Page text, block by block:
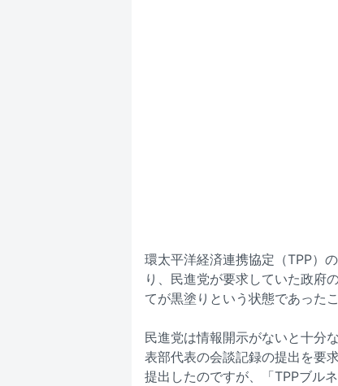
環太平洋経済連携協定（TPP）
り、民進党が要求していた政府
てが黒塗りという状態であった
民進党は情報開示がないと十分
表部代表の会談記録の提出を要
提出したのですが、「TPPブル